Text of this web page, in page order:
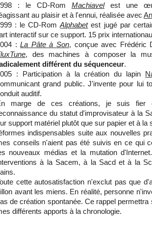
: le CD-Rom Machiavelest une
au plaisir et à l'ennui, réalisée avec
: le CD-RomAlphabetest jugé par
interactif sur ce support. 15 prix
:La Pâte à Son, conçue avec Frédéric
, des machines à composer la
différent du séquenceur.
: Participation à la création du lapin
grand public. J'invente pour lui
auditif.
marge de ces créations, je suis fier
du statut d'improvisateur à la
support matériel plutôt que sur papier et à la
indispensables suite aux nouvelles
conseils n'aient pas été suivis en ce qui
nouveaux médias et la mutation
à la Sacem, à la Sacd et à la
cette autosatisfaction n'exclut pas que
avant les miens. En réalité, personne
de création spontanée. Ce rappel permettra
différents apports à la chronologie.